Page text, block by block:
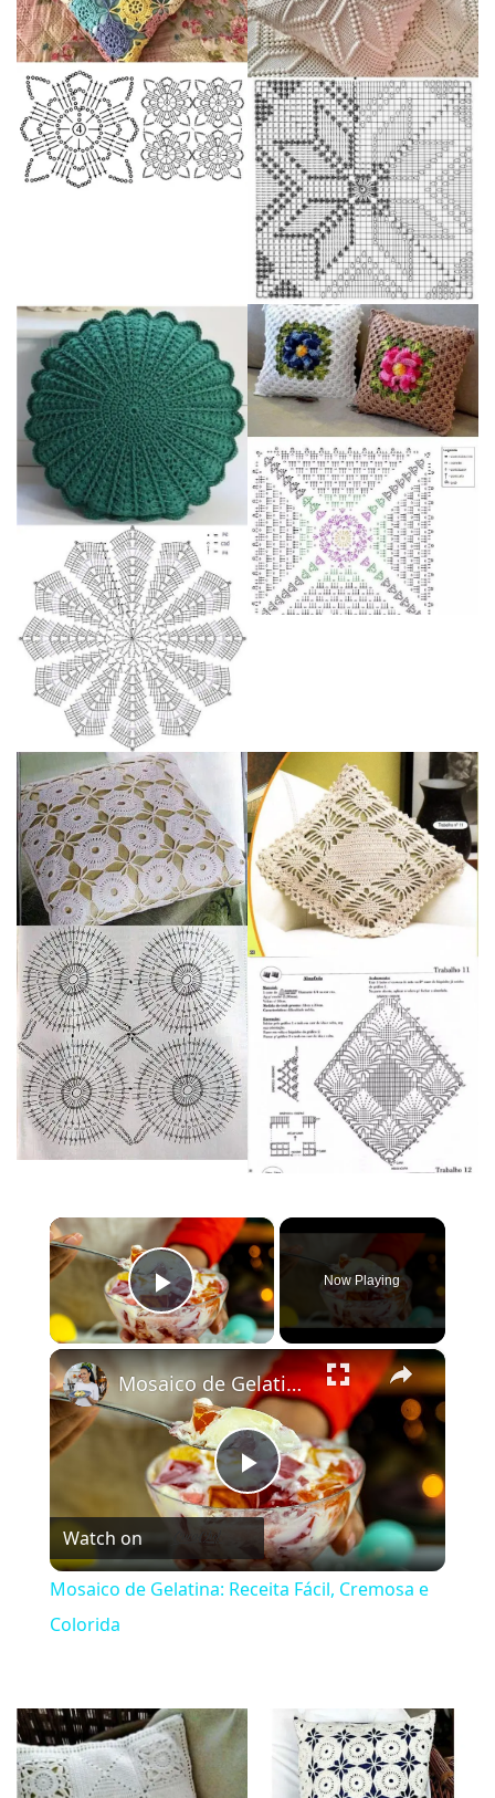
×
Play Video
Now Playing
×
Play
Video
Mosaico de Gelatina: Receita Fácil, Cremosa e Colorida
Watch on
Mosaico de Gelatina: Receita Fácil, Cremosa e
Colorida